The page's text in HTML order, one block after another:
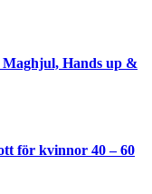
Hands up &
för kvinnor 40 – 60